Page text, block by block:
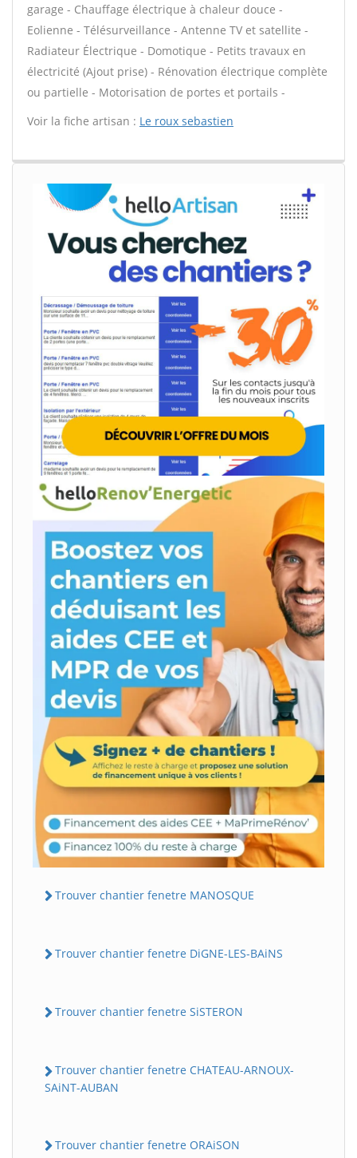
garage - Chauffage électrique à chaleur douce -
Eolienne - Télésurveillance - Antenne TV et satellite -
Radiateur Électrique - Domotique - Petits travaux en
électricité (Ajout prise) - Rénovation électrique complète
ou partielle - Motorisation de portes et portails -
Voir la fiche artisan : Le roux sebastien
Trouver chantier fenetre MANOSQUE
Trouver chantier fenetre DiGNE-LES-BAiNS
Trouver chantier fenetre SiSTERON
Trouver chantier fenetre CHATEAU-ARNOUX-
SAiNT-AUBAN
Trouver chantier fenetre ORAiSON